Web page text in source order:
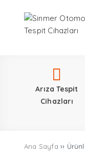
Arıza Tespit
Cihazları
Ana Sayfa ››